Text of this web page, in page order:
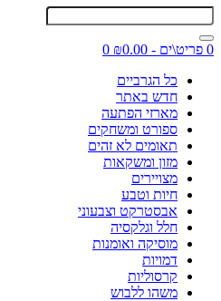
0 פריט\ים - ₪0.00
0
כל הגרביים
חדש באתר
מארזי הפתעה
ספורט ומשחקים
תאומים לא זהים
מזון ומשקאות
מצויירים
חיות וטבע
אבסטרקט וצבעוני
חלל וגלקסיה
מוסיקה ואומנות
דמויות
קרסוליות
משהו ללבוש